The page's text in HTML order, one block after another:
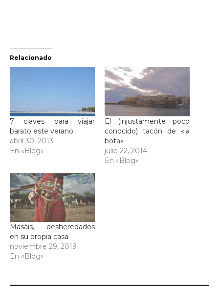
Relacionado
7 claves para viajar
barato este verano
abril 30, 2013
En «Blog»
El (injustamente poco
conocido) tacón de «la
bota»
julio 22, 2014
En «Blog»
Masáis, desheredados
en su propia casa
noviembre 29, 2019
En «Blog»